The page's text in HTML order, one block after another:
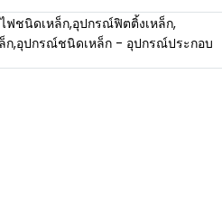
ฟชนิดเหล็ก,อุปกรณ์ฟิตติ้งเหล็ก,
ก,อุปกรณ์ชนิดเหล็ก - อุปกรณ์ประกอบ